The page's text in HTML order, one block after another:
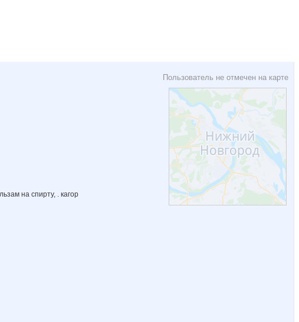
Пользователь не отмечен на карте
на спирту, . кагор